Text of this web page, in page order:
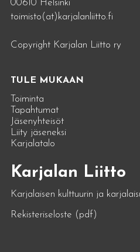
00610 Helsinki
toimisto(at)karjalanliitto.fi
Copyright Karjalan Liitto ry
TULE MUKAAN
Toiminta
Tapahtumat
Jäsenyhteisöt
Liity jäseneksi
Karjalatalo
Karjalan Liitto
Karjalaisen kulttuurin ja
Rekisteriseloste (pdf)